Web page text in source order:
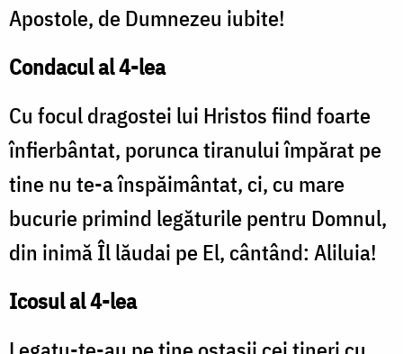
Apostole, de Dumnezeu iubite!
Condacul al 4-lea
Cu focul dragostei lui Hristos fiind foarte
înfierbântat, porunca tiranului împărat pe
tine nu te-a înspăimântat, ci, cu mare
bucurie primind legăturile pentru Domnul,
din inimă Îl lăudai pe El, cântând: Aliluia!
Icosul al 4-lea